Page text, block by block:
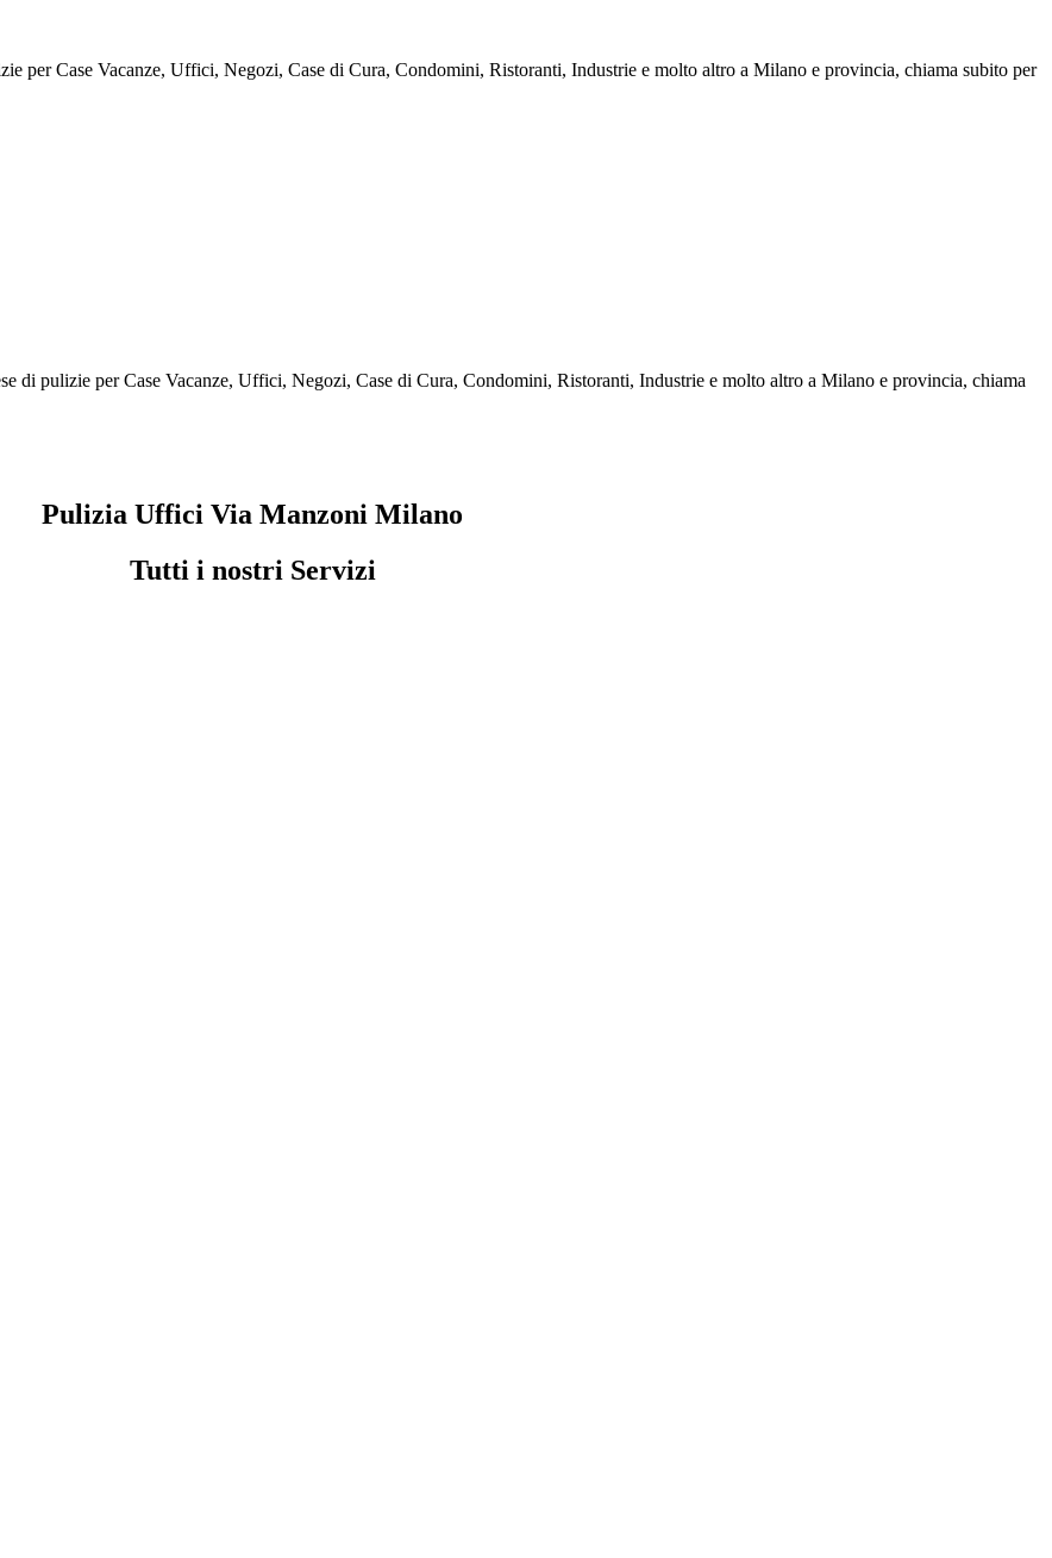
per Case Vacanze, Uffici, Negozi, Case di Cura, Condomini, Ristoranti, Industrie e molto altro a Milano e provincia, chiama subito per
pulizie per Case Vacanze, Uffici, Negozi, Case di Cura, Condomini, Ristoranti, Industrie e molto altro a Milano e provincia, chiama
Pulizia Uffici Via Manzoni Milano
Tutti i nostri Servizi